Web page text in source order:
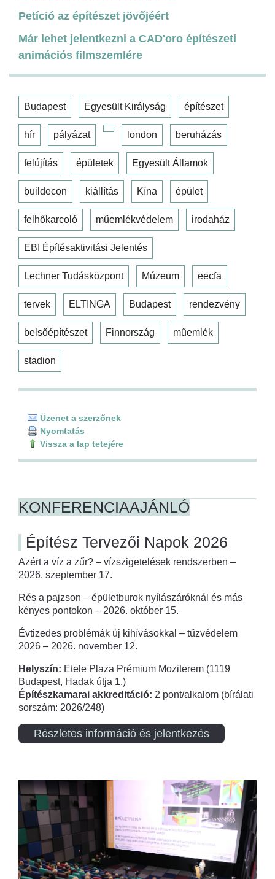
Petíció az építészet jövőjéért
Már lehet jelentkezni a CAD'oro építészeti
animációs filmszemlére
Budapest Egyesült Királyság építészet
hír pályázat london beruházás
felújítás épületek Egyesült Államok
buildecon kiállítás Kína épület
felhőkarcoló műemlékvédelem irodaház
EBI Építésaktivitási Jelentés
Lechner Tudásközpont Múzeum eecfa
tervek ELTINGA Budapest rendezvény
belsőépítészet Finnország műemlék
stadion
Üzenet a szerzőnek
Nyomtatás
Vissza a lap tetejére
KONFERENCIAAJÁNLÓ
Építész Tervezői Napok 2026
Azért a víz a zűr? – vízszigetelések rendszerben –
2026. szeptember 17.
Rés a pajzson – épületburok nyílászáróknál és más
kényes pontokon – 2026. október 15.
Évtizedes problémák új kihívásokkal – tűzvédelem
2026 – 2026. november 12.
Helyszín: Etele Plaza Prémium Moziterem (1119
Budapest, Hadak útja 1.)
Építészkamarai akkreditáció: 2 pont/alkalom (bírálati
sorszám: 2026/248)
Részletes információ és jelentkezés